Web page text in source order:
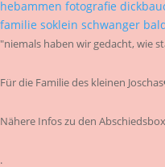
"niemals haben wir gedacht, wie
Für die Familie des kleinen
Nähere Infos zu den
.